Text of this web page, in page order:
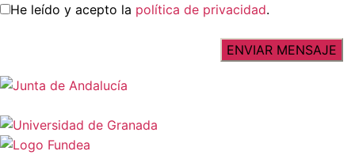
He leído y acepto la política de privacidad.